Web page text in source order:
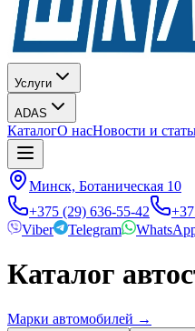
Услуги
ADAS
КаталогО насНовости и
Минск, Ботаническая 10
+375 (29) 636-55-42
Viber
Telegram
Каталог
Марки автомобилей →